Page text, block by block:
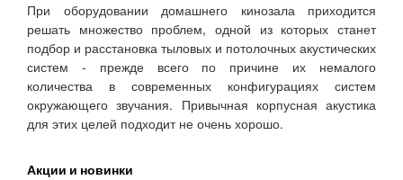
При оборудовании домашнего кинозала приходится
решать множество проблем, одной из которых станет
подбор и расстановка тыловых и потолочных акустических
систем - прежде всего по причине их немалого
количества в современных конфигурациях систем
окружающего звучания. Привычная корпусная акустика
для этих целей подходит не очень хорошо.
Акции и новинки